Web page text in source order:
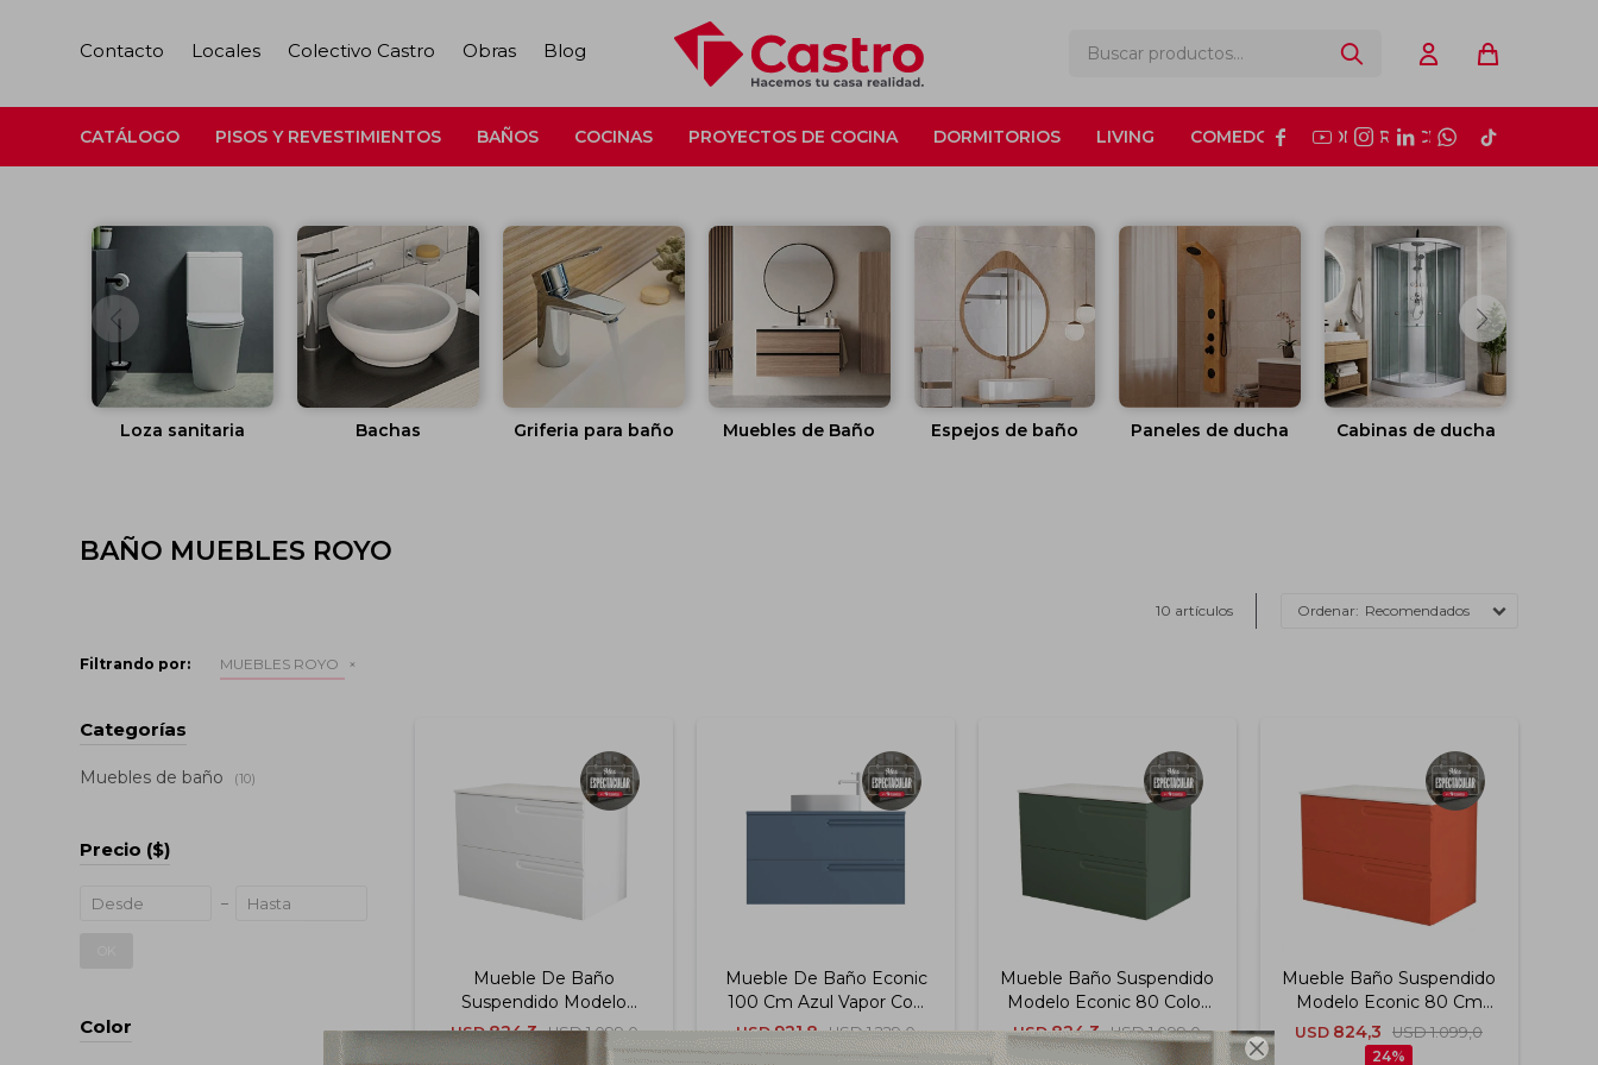

CATÁLOGO PISOS Y REVESTIMIENTOS BAÑOS COCINAS PROYECTOS DE COCINA DORMITORIOS LIVING COMEDOR CONSTRUCCIÓN
     
Contacto Locales Colectivo Castro Obras Blog
Loza sanitaria Bachas Griferia para baño Muebles de Baño Espejos de baño Paneles de ducha Cabinas de ducha
BAÑO MUEBLES ROYO
10 artículos Recomendados
Filtrando por: MUEBLES ROYO
Mueble De Baño
Suspendido Modelo
Econic 80 Cm Blanco
Mate Con Encimera
USD 824,3 USD 1.099,0
24
Mueble De Baño Econic
100 Cm Azul Vapor Con
Encimera
USD 921,8 USD 1.229,0
24
Mueble Baño Suspendido
Modelo Econic 80 Color
Verde C/encimera
USD 824,3 USD 1.099,0
24
Mueble Baño Suspendido
Modelo Econic 80 Cm
Color Naranja C/encimera
USD 824,3 USD 1.099,0
24
Categorías
Muebles de baño (10)
Precio ($)
Color